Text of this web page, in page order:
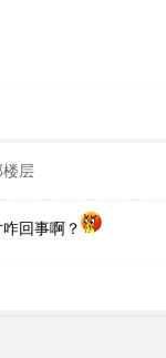
楼层
回事啊？